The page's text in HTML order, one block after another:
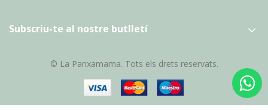
Subscriu-te al nostre butlletí
© La Panxamama. Tots els drets reservats.